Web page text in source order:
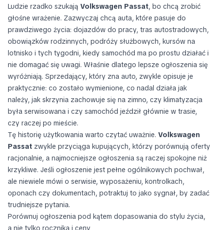
Ludzie rzadko szukają Volkswagen Passat, bo chcą zrobić
głośne wrażenie. Zazwyczaj chcą auta, które pasuje do
prawdziwego życia: dojazdów do pracy, tras autostradowych,
obowiązków rodzinnych, podróży służbowych, kursów na
lotnisko i tych tygodni, kiedy samochód ma po prostu działać i
nie domagać się uwagi. Właśnie dlatego lepsze ogłoszenia się
wyróżniają. Sprzedający, który zna auto, zwykle opisuje je
praktycznie: co zostało wymienione, co nadal działa jak
należy, jak skrzynia zachowuje się na zimno, czy klimatyzacja
była serwisowana i czy samochód jeździł głównie w trasie,
czy raczej po mieście.
Tę historię użytkowania warto czytać uważnie. Volkswagen
Passat zwykle przyciąga kupujących, którzy porównują oferty
racjonalnie, a najmocniejsze ogłoszenia są raczej spokojne niż
krzykliwe. Jeśli ogłoszenie jest pełne ogólnikowych pochwał,
ale niewiele mówi o serwisie, wyposażeniu, kontrolkach,
oponach czy dokumentach, potraktuj to jako sygnał, by zadać
trudniejsze pytania.
Porównuj ogłoszenia pod kątem dopasowania do stylu życia,
a nie tylko rocznika i ceny